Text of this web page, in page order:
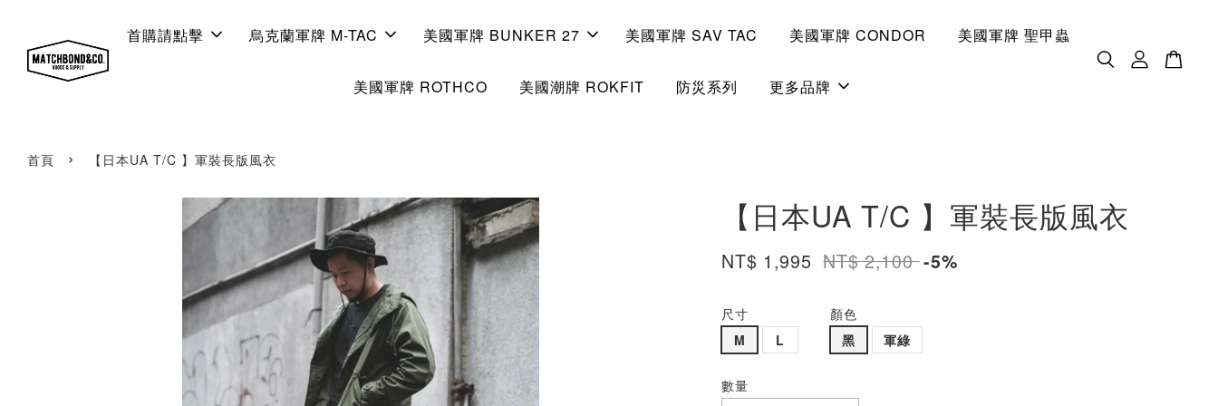
首購請點擊 烏克蘭軍牌 M-TAC 美國軍牌 BUNKER 27 美國軍牌 SAV TAC 美國軍牌 CONDOR 美國軍牌 聖甲蟲
美國軍牌 ROTHCO 美國潮牌 ROKFIT 防災系列 更多品牌
首頁 › 【日本UA T/C 】軍裝長版風衣
【日本UA T/C 】軍裝長版風衣
NT$ 1,995 NT$ 2,100-5%
尺寸
M
L
顏色
黑
軍綠
數量